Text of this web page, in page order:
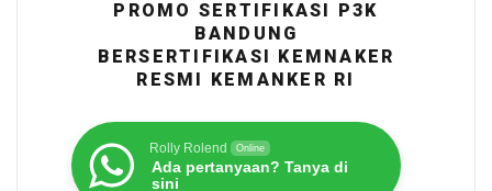
PROMO SERTIFIKASI P3K
BANDUNG
BERSERTIFIKASI KEMNAKER
RESMI KEMANKER RI
Rolly Rolend Online
Ada pertanyaan? Tanya di
sini